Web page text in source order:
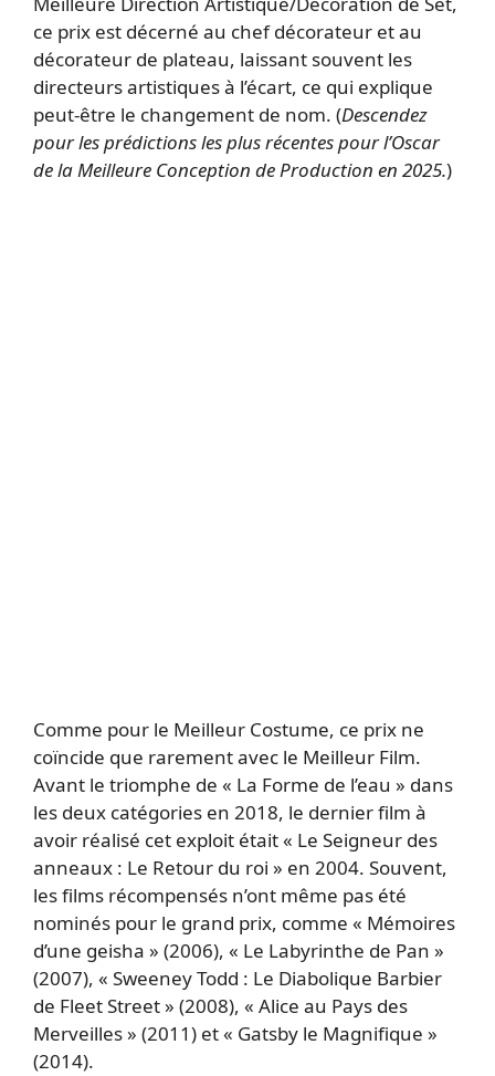
ce prix est décerné au chef décorateur et au
décorateur de plateau, laissant souvent les
directeurs artistiques à l’écart, ce qui explique
peut-être le changement de nom. (Descendez
pour les prédictions les plus récentes pour l’Oscar
de la Meilleure Conception de Production en 2025.)
Comme pour le Meilleur Costume, ce prix ne
coïncide que rarement avec le Meilleur Film.
Avant le triomphe de « La Forme de l’eau » dans
les deux catégories en 2018, le dernier film à
avoir réalisé cet exploit était « Le Seigneur des
anneaux : Le Retour du roi » en 2004. Souvent,
les films récompensés n’ont même pas été
nominés pour le grand prix, comme « Mémoires
d’une geisha » (2006), « Le Labyrinthe de Pan »
(2007), « Sweeney Todd : Le Diabolique Barbier
de Fleet Street » (2008), « Alice au Pays des
Merveilles » (2011) et « Gatsby le Magnifique »
(2014).